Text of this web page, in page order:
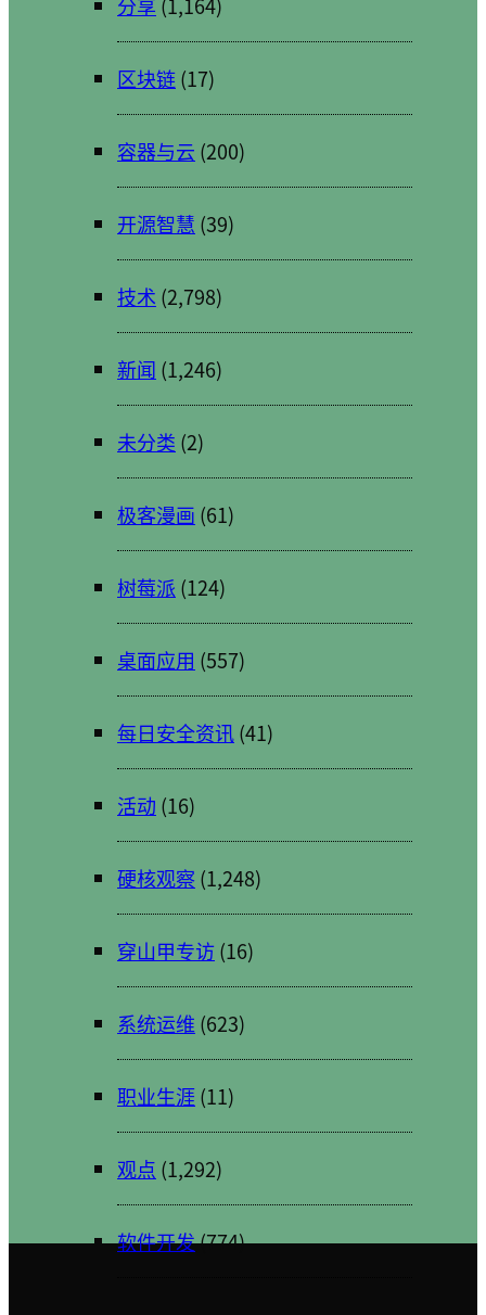
区块链(17)
容器与云 (200)
开源智慧 (39)
技术 (2,798)
新闻 (1,246)
未分类 (2)
极客漫画 (61)
树莓派 (124)
桌面应用 (557)
每日安全资讯(41)
活动 (16)
硬核观察 (1,248)
穿山甲专访(16)
系统运维 (623)
职业生涯(11)
观点 (1,292)
软件开发(774)